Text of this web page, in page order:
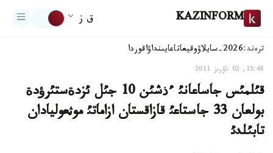
KAZINFORM ق ز
ترەند:2026-سايلاۋ وقيعاتاعايىنداۋاقوردا
15:48, 02 ناۋرىز 2011
قئلمئس جاساعانئ ءذشئن 10 جئل ئزدةستئرؤدة
بولعان 33 جاستاعئ قازاقستان ازاماتئ موثعوليادان
تابئلدئ